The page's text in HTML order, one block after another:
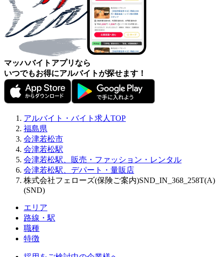
マッハバイトアプリなら
いつでもお得にアルバイトが探せます！
アルバイト・バイト求人TOP
福島県
会津若松市
会津若松駅
会津若松駅、販売・ファッション・レンタル
会津若松駅、デパート・量販店
株式会社フェローズ(保険ご案内)SND_IN_368_258T(A)
(SND)
エリア
路線・駅
職種
特徴